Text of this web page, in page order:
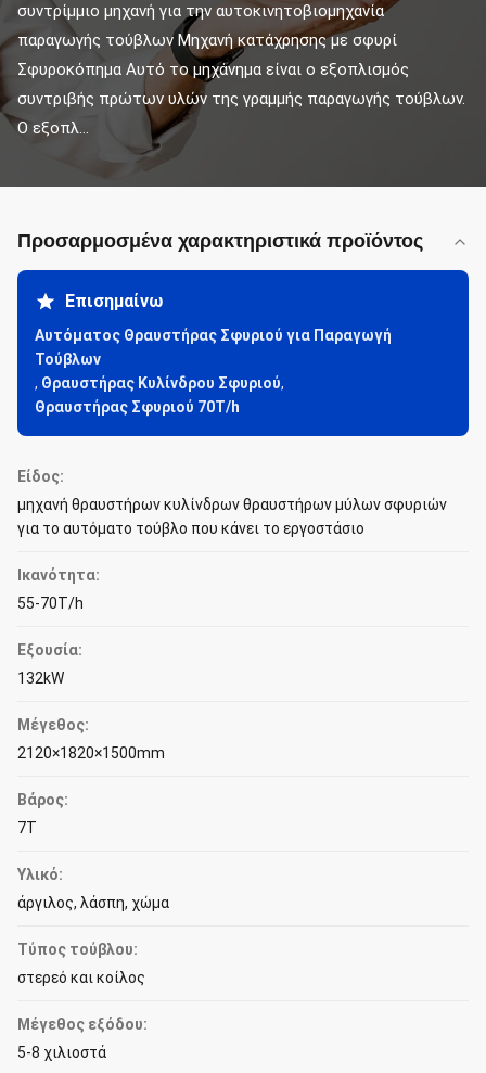
συντρίμμιο μηχανή για την αυτοκινητοβιομηχανία
παραγωγής τούβλων Μηχανή κατάχρησης με σφυρί
Σφυροκόπημα Αυτό το μηχάνημα είναι ο εξοπλισμός
συντριβής πρώτων υλών της γραμμής παραγωγής τούβλων.
Ο εξοπλ...
Προσαρμοσμένα χαρακτηριστικά προϊόντος
Επισημαίνω
Αυτόματος Θραυστήρας Σφυριού για Παραγωγή
Τούβλων
, Θραυστήρας Κυλίνδρου Σφυριού,
Θραυστήρας Σφυριού 70T/h
Είδος:
μηχανή θραυστήρων κυλίνδρων θραυστήρων μύλων σφυριών
για το αυτόματο τούβλο που κάνει το εργοστάσιο
Ικανότητα:
55-70T/h
Εξουσία:
132kW
Μέγεθος:
2120×1820×1500mm
Βάρος:
7Τ
Υλικό:
άργιλος, λάσπη, χώμα
Τύπος τούβλου:
στερεό και κοίλος
Μέγεθος εξόδου:
5-8 χιλιοστά